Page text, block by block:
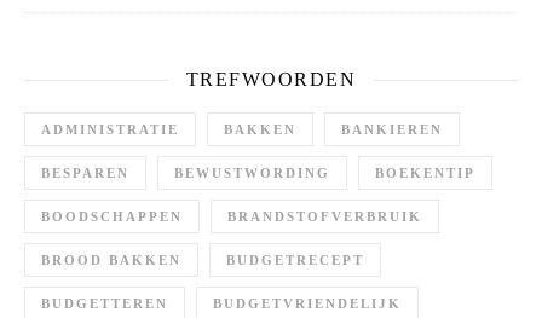
TREFWOORDEN
ADMINISTRATIE BAKKEN BANKIEREN
BESPAREN BEWUSTWORDING BOEKENTIP
BOODSCHAPPEN BRANDSTOFVERBRUIK
BROOD BAKKEN BUDGETRECEPT
BUDGETTEREN BUDGETVRIENDELIJK